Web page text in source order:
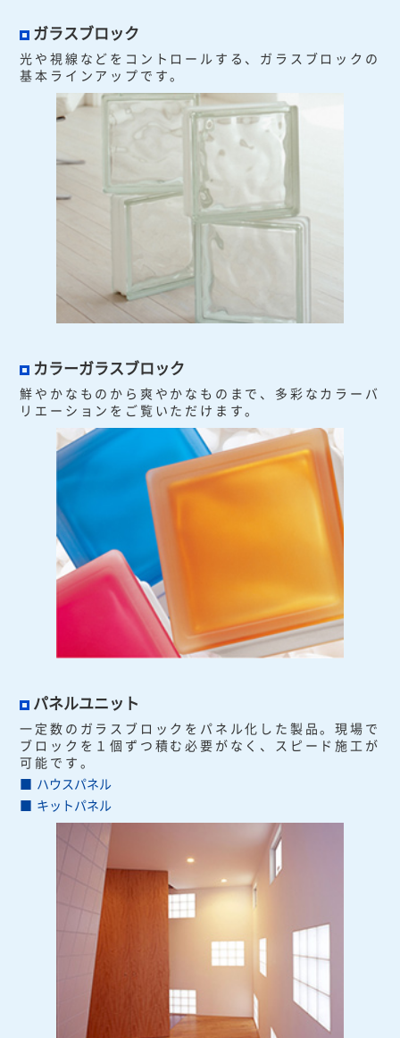
ガラスブロック
光や視線などをコントロールする、ガラスブロックの
基本ラインアップです。
カラーガラスブロック
鮮やかなものから爽やかなものまで、多彩なカラーバ
リエーションをご覧いただけます。
パネルユニット
一定数のガラスブロックをパネル化した製品。現場で
ブロックを１個ずつ積む必要がなく、スピード施工が
可能です。
ハウスパネル
キットパネル